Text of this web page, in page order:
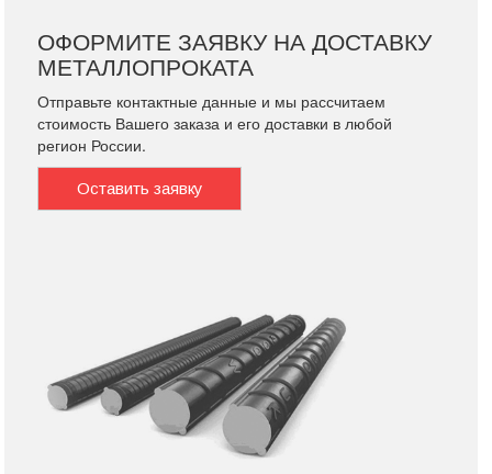
ОФОРМИТЕ ЗАЯВКУ НА ДОСТАВКУ
МЕТАЛЛОПРОКАТА
Отправьте контактные данные и мы рассчитаем
стоимость Вашего заказа и его доставки в любой
регион России.
Оставить заявку